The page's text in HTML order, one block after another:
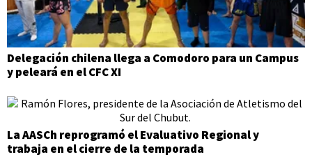
Delegación chilena llega a Comodoro para un Campus
y peleará en el CFC XI
La AASCh reprogramó el Evaluativo Regional y
trabaja en el cierre de la temporada